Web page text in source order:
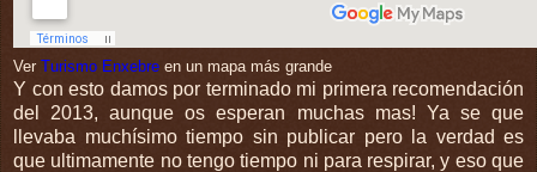
Ver Turismo Enxebre en un mapa más grande
Y con esto damos por terminado mi primera recomendación
del 2013, aunque os esperan muchas mas! Ya se que
llevaba muchísimo tiempo sin publicar pero la verdad es
que ultimamente no tengo tiempo ni para respirar, y eso que